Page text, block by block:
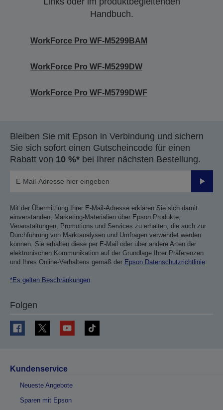
Handbuch.
WorkForce Pro WF-M5299BAM
WorkForce Pro WF-M5299DW
WorkForce Pro WF-M5799DWF
Bleiben Sie mit Epson in Verbindung und sichern
Sie sich sofort einen Gutscheincode für einen
Rabatt von 10 %* bei Ihrer nächsten Bestellung.
Mit der Übermittlung Ihrer E-Mail-Adresse erklären Sie sich damit
einverstanden, Marketing-Materialien über Epson Produkte,
Veranstaltungen, Promotions und Services zu erhalten, die auch zur
Durchführung von Marktanalysen und Umfragen verwendet werden
können. Sie erhalten diese per E-Mail oder über andere Arten der
elektronischen Kommunikation auf der Grundlage Ihrer Präferenzen
und Ihres Online-Verhaltens gemäß der Epson Datenschutzrichtlinie.
*Es gelten Beschränkungen
Folgen
Kundenservice
Neueste Angebote
Sparen mit Epson